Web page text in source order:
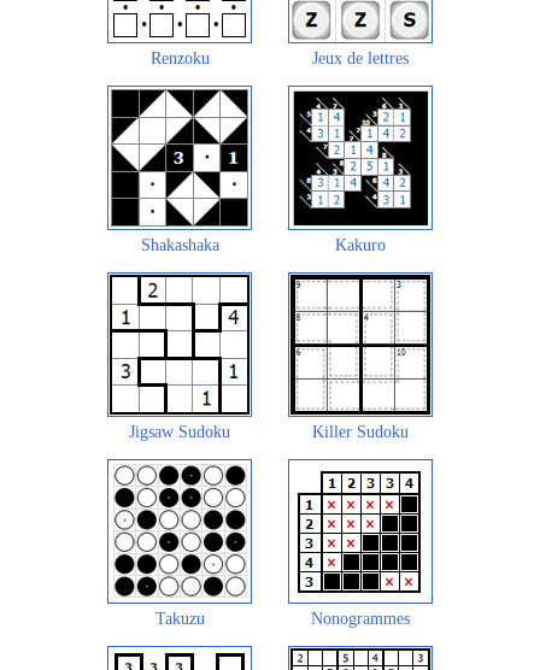
Renzoku Jeux de lettres
Shakashaka Kakuro
Jigsaw Sudoku Killer Sudoku
Takuzu Nonogrammes